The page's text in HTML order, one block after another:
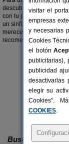
descubrir el destino
con tu pareja, familia o
un sinfín de
mereces. Elige la que
recomendamos buscar
2-35 pers.
15 €
Buscar
visitar el
empresas
y necesarias
Cookies
el botón
publicitarias),
publicidad
desactivarlas
elegir su
Cookies”.
COOKIES.